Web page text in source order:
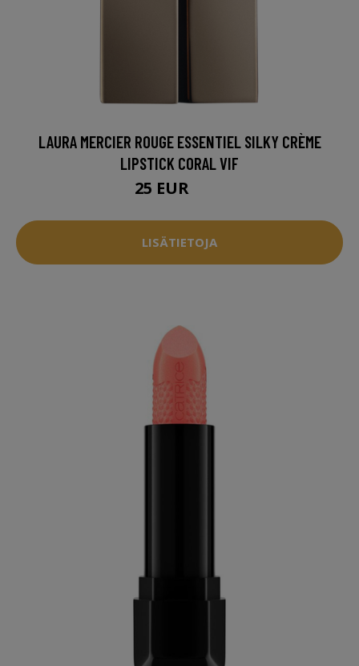
LAURA MERCIER ROUGE ESSENTIEL SILKY CRÈME
LIPSTICK CORAL VIF
25 EUR
LISÄTIETOJA